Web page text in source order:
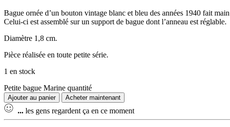
Bague ornée d’un bouton vintage blanc et bleu des années 1940 fait
Celui-ci est assemblé sur un support de bague dont l’anneau est réglable.
Diamètre 1,8 cm.
Pièce réalisée en toute petite série.
1 en stock
Petite bague Marine quantité
Ajouter au panier Acheter maintenant
... les gens regardent ça en ce moment